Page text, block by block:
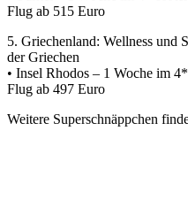
Flug ab 515 Euro
5. Griechenland: Wellness und
der Griechen
• Insel Rhodos – 1 Woche im
Flug ab 497 Euro
Weitere Superschnäppchen